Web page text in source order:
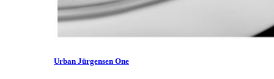
Urban Jürgensen One